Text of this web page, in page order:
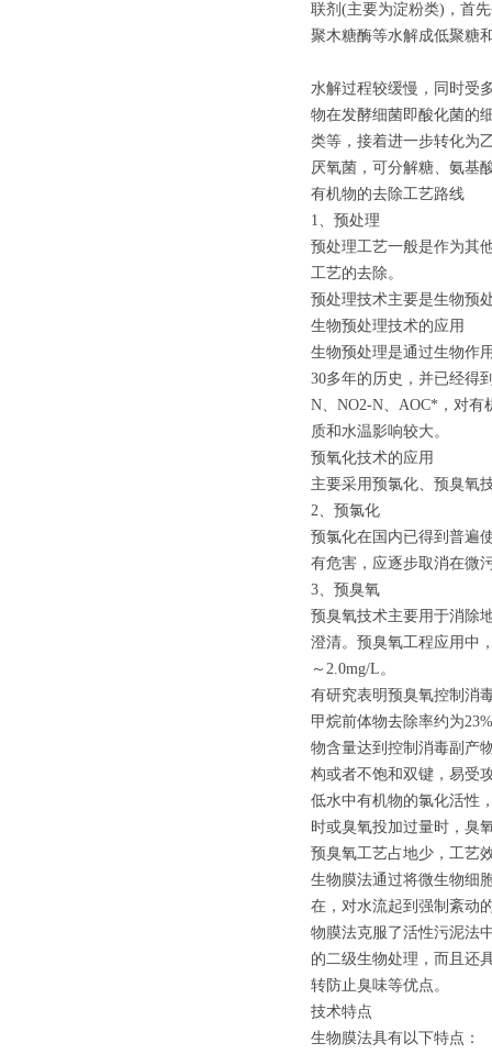
联剂(主要为淀粉类)，首
聚木糖酶等水解成低聚糖
水解过程较缓慢，同时受
物在发酵细菌即酸化菌的
类等，接着进一步转化为
厌氧菌，可分解糖、氨基
有机物的去除工艺路线
1、预处理
预处理工艺一般是作为其
工艺的去除。
预处理技术主要是生物预
生物预处理技术的应用
生物预处理是通过生物作
30多年的历史，并已经得
N、NO2-N、AOC*，对有
质和水温影响较大。
预氧化技术的应用
主要采用预氯化、预臭氧
2、预氯化
预氯化在国内已得到普遍
有危害，应逐步取消在微
3、预臭氧
预臭氧技术主要用于消除
澄清。预臭氧工程应用中
～2.0mg/L。
有研究表明预臭氧控制消
甲烷前体物去除率约为
物含量达到控制消毒副产
构或者不饱和双键，易受
低水中有机物的氯化活性
时或臭氧投加过量时，臭
预臭氧工艺占地少，工艺
生物膜法通过将微生物细
在，对水流起到强制紊动
物膜法克服了活性污泥法
的二级生物处理，而且还
转防止臭味等优点。
技术特点
生物膜法具有以下特点：